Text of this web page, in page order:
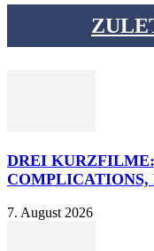
DREI
COMPLICATIONS,
7. August 2026